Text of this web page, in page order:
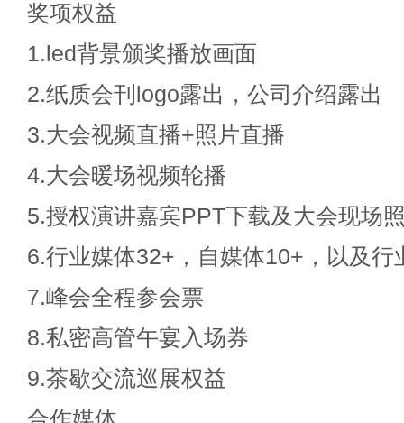
奖项权益
1.led背景颁奖播放画面
2.纸质会刊logo露出，公司介绍露出
3.大会视频直播+照片直播
4.大会暖场视频轮播
5.授权演讲嘉宾PPT下载及大会现场
6.行业媒体32+，自媒体10+，以及行
7.峰会全程参会票
8.私密高管午宴入场券
9.茶歇交流巡展权益